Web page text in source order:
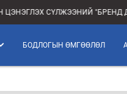
СҮЛЖЭЭНИЙ "БРЕНД
БОДЛОГЫН ӨМГӨӨЛӨЛ